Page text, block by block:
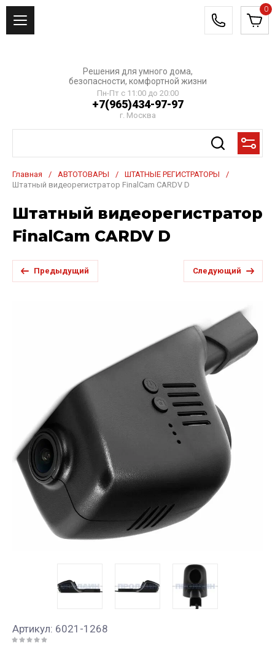
0
Решения для умного дома,
безопасности, комфортной жизни
Пн-Пт с 11:00 до 20:00
+7(965)434-97-97
г. Москва
Главная / АВТОТОВАРЫ / ШТАТНЫЕ РЕГИСТРАТОРЫ
/
Штатный видеорегистратор FinalCam CARDV D
Штатный видеорегистратор
FinalCam CARDV D
Предыдущий Следующий
Артикул: 6021-1268